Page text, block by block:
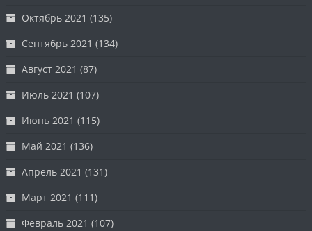
Октябрь 2021 (135)
Сентябрь 2021 (134)
Август 2021 (87)
Июль 2021 (107)
Июнь 2021 (115)
Май 2021 (136)
Апрель 2021 (131)
Март 2021 (111)
Февраль 2021 (107)